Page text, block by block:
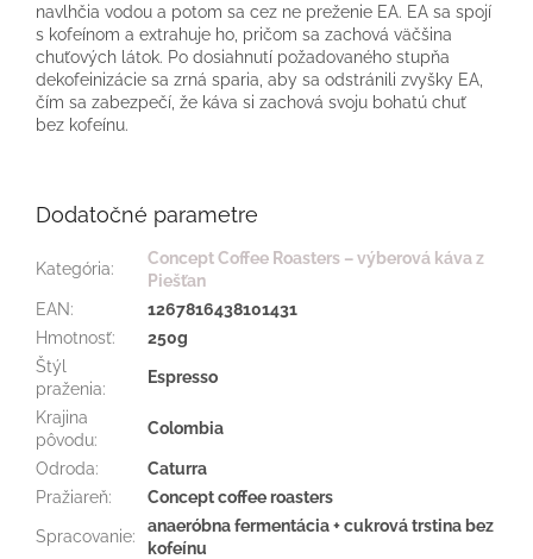
navlhčia vodou a potom sa cez ne preženie EA. EA sa spojí
s kofeínom a extrahuje ho, pričom sa zachová väčšina
chuťových látok. Po dosiahnutí požadovaného stupňa
dekofeinizácie sa zrná sparia, aby sa odstránili zvyšky EA,
čím sa zabezpečí, že káva si zachová svoju bohatú chuť
bez kofeínu.
Dodatočné parametre
Kategória:
Concept Coffee Roasters – výberová káva z
Piešťan
EAN:
1267816438101431
Hmotnosť:
250g
Štýl
praženia:
Espresso
Krajina
pôvodu:
Colombia
Odroda:
Caturra
Pražiareň: Concept coffee roasters
Spracovanie:
anaeróbna fermentácia + cukrová trstina bez
kofeínu